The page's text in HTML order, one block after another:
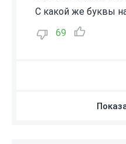
С какой же буквы
69